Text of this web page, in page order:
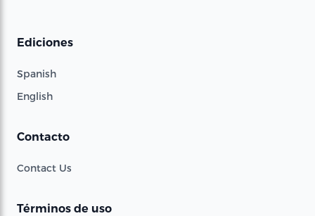
Ediciones
Spanish
English
Contacto
Contact Us
Términos de uso